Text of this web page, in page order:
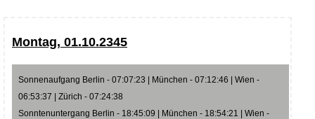
Montag, 01.10.2345
Sonnenaufgang Berlin - 07:07:23 | München - 07:12:46 | Wien -
06:53:37 | Zürich - 07:24:38
Sonntenuntergang Berlin - 18:45:09 | München - 18:54:21 | Wien -